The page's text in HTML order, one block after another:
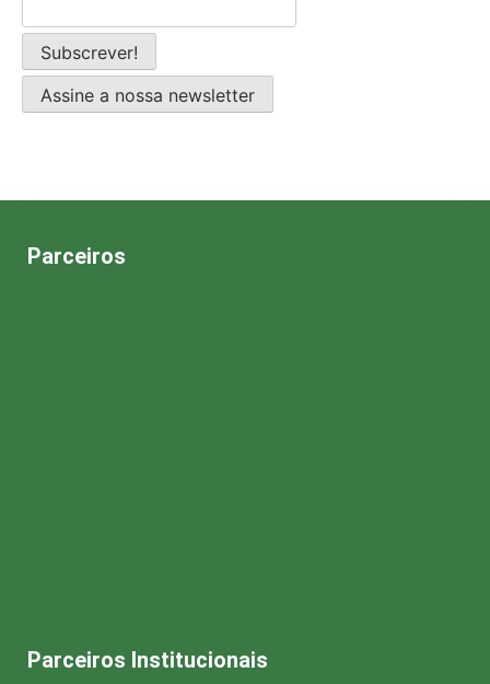
Assine a nossa newsletter
Parceiros
Parceiros Institucionais